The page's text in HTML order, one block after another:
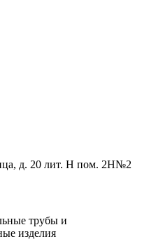
д. 20 лит. Н пом. 2Н№2